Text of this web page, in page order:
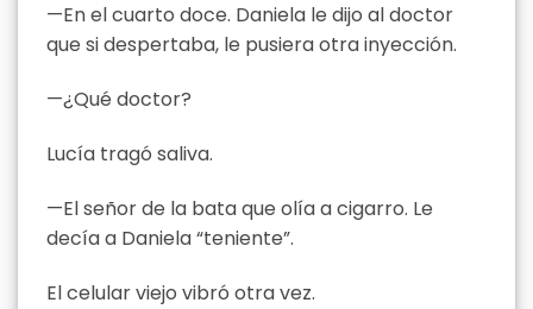
—En el cuarto doce. Daniela le dijo al doctor
que si despertaba, le pusiera otra inyección.
—¿Qué doctor?
Lucía tragó saliva.
—El señor de la bata que olía a cigarro. Le
decía a Daniela “teniente”.
El celular viejo vibró otra vez.